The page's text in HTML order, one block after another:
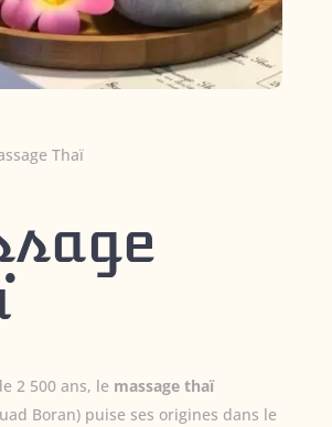
Thaï
2 500 ans, le massage thaï
Boran) puise ses origines dans le